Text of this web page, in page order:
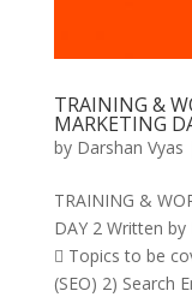
TRAINING &
MARKETING
by Darshan Vyas
TRAINING &
DAY 2 Written
 Topics to be
(SEO) 2) Search